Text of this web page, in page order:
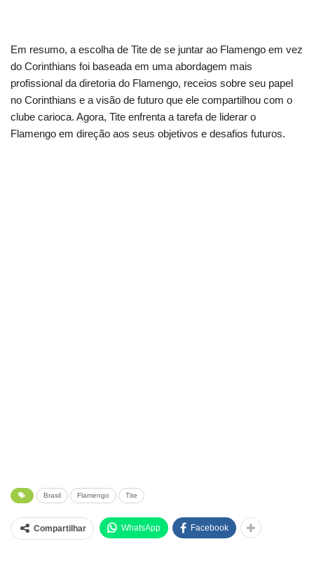
Em resumo, a escolha de Tite de se juntar ao Flamengo em vez
do Corinthians foi baseada em uma abordagem mais
profissional da diretoria do Flamengo, receios sobre seu papel
no Corinthians e a visão de futuro que ele compartilhou com o
clube carioca. Agora, Tite enfrenta a tarefa de liderar o
Flamengo em direção aos seus objetivos e desafios futuros.
Brasil Flamengo Tite
Compartilhar WhatsApp Facebook